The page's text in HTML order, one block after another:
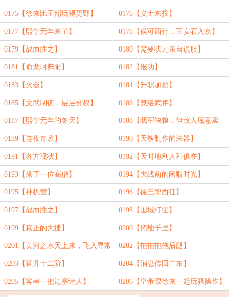
0175【徐来比王韶玩得更野】 0176【义士来投】
0177【熙宁元年来了】 0178【侯可西行，王安石入京】
0179【战而胜之】 0180【需要状元亲自说服】
0181【俞龙珂归附】 0182【报功】
0183【火器】 0184【升职加薪】
0185【文武制衡，层层分权】 0186【笼络武将】
0187【熙宁元年的冬天】 0188【我军缺粮，但敌人愿意卖
粮】
0189【连夜奇袭】 0190【天铁制作的法器】
0191【各方现状】 0192【天时地利人和俱在】
0193【来了一位高僧】 0194【大战前的闲暇时光】
0195【神机营】 0196【徐三郎西征】
0197【战而胜之】 0198【围城打援】
0199【真正的大捷】 0200【拓地千里】
0201【黄河之水天上来，飞入寻常
百姓家】
0202【拖拖拖拖后腿】
0203【官升十二阶】 0204【消息传回广东】
0205【客串一把边塞诗人】 0206【皇帝跟徐来一起玩骚操作】